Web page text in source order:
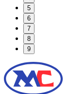
5
6
7
8
9